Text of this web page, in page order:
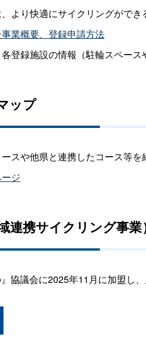
より快適にサイクリングがで
業概要、登録申請方法
各登録施設の情報（駐輪スペー
ップ
スや他県と連携したコース等を
ジ
携サイクリング事業
協議会に2025年11月に加盟し